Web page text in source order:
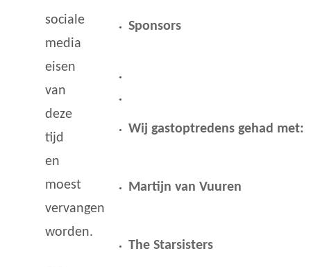
sociale
media
eisen
van
deze
tijd
en
moest
vervangen
worden.
Sponsors
Wij gastoptredens gehad met:
Martijn van Vuuren
The Starsisters